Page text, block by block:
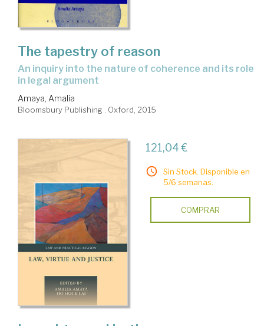
The tapestry of reason
an inquiry into the nature of coherence and its role
in legal argument
Amaya, Amalia
Bloomsbury Publishing . Oxford, 2015
121,04 €
Sin Stock. Disponible en
5/6 semanas.
COMPRAR